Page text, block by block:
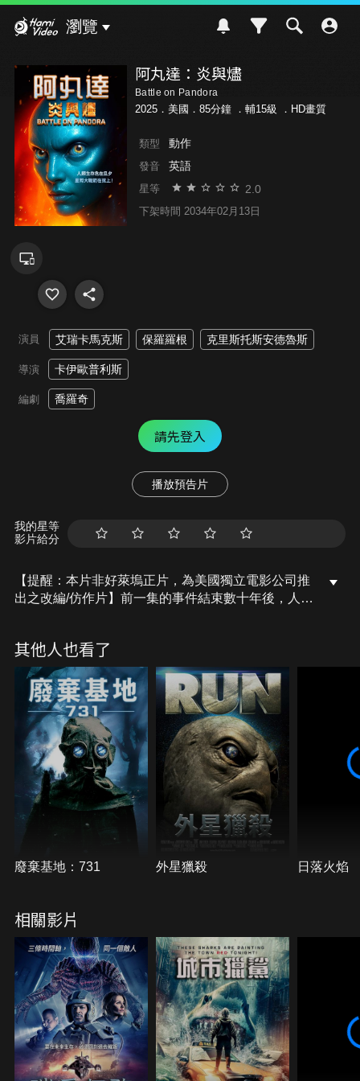
瀏覽
阿丸達：炎與燼
Battle on Pandora
2025．美國．85分鐘 ． 輔15級 ．HD畫質
類型 動作
發音 英語
星等 2.0
下架時間 2034年02月13日
演員 艾瑞卡馬克斯 保羅羅根 克里斯托斯安德魯斯
導演 卡伊歐普利斯
編劇 喬羅奇
請先登入
播放預告片
我的星等
影片給分
【提醒：本片非好萊塢正片，為美國獨立電影公司推
出之改編/仿作片】前一集的事件結束數十年後，人類
火力全開消滅所有被它們視作威脅的生命體，而其中
就包括地球……。
其他人也看了
廢棄基地：731 外星獵殺 日落火焰
相關影片